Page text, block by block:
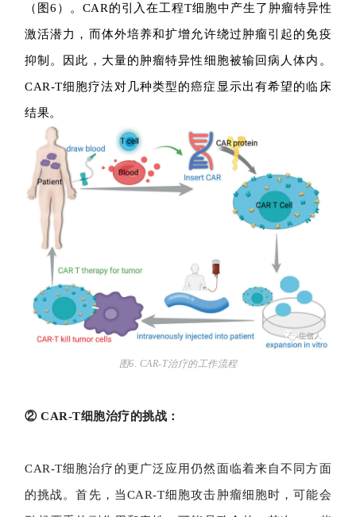
（图6）。CAR的引入在工程T细胞中产生了肿瘤特异性
激活潜力，而体外培养和扩增允许绕过肿瘤引起的免疫
抑制。因此，大量的肿瘤特异性细胞被输回病人体内。
CAR-T细胞疗法对几种类型的癌症显示出有希望的临床
结果。
图6. CAR-T治疗的工作流程
② CAR-T细胞治疗的挑战：
CAR-T细胞治疗的更广泛应用仍然面临着来自不同方面
的挑战。首先，当CAR-T细胞攻击肿瘤细胞时，可能会